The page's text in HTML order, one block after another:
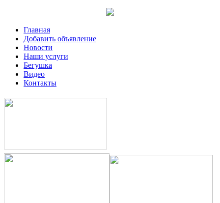
Главная
Добавить объявление
Новости
Наши услуги
Бегушка
Видео
Контакты